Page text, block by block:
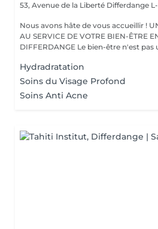
53, Avenue de la Liberté Differdange
Nous avons hâte de vous accueillir ! UN INSTITUT DE BEAUTÉ
AU SERVICE DE VOTRE BIEN-ÊTRE
DIFFERDANGE Le bien-être n'est
Hydradratation
Soins du Visage Profond
Soins Anti Acne